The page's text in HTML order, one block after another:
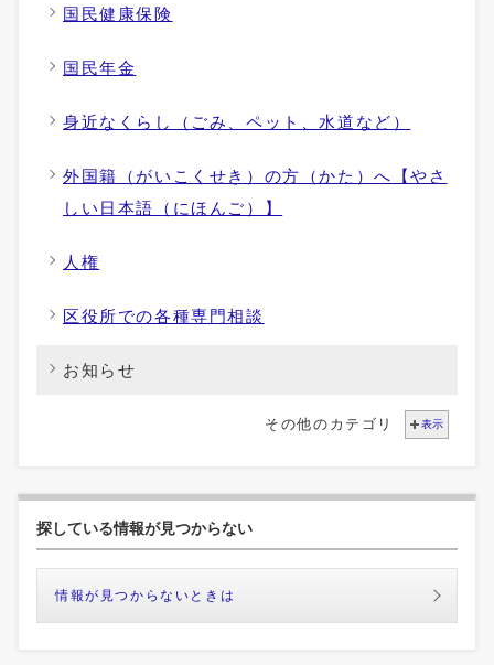
国民健康保険
国民年金
身近なくらし（ごみ、ペット、水道など）
外国籍（がいこくせき）の方（かた）へ【やさ
しい日本語（にほんご）】
人権
区役所での各種専門相談
お知らせ
その他のカテゴリ 表示
探している情報が見つからない
情報が見つからないときは